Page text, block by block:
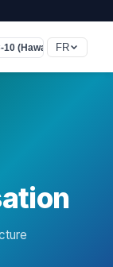
10 (Hawaï) FR